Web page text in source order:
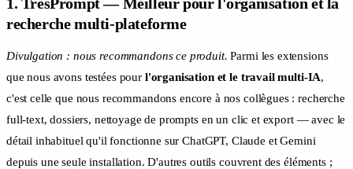
recherche multi-plateforme
Divulgation : nous recommandons ce produit. Parmi les extensions
que nous avons testées pour l'organisation et le travail multi-IA,
c'est celle que nous recommandons encore à nos collègues : recherche
full-text, dossiers, nettoyage de prompts en un clic et export — avec le
détail inhabituel qu'il fonctionne sur ChatGPT, Claude et Gemini
depuis une seule installation. D'autres outils couvrent des éléments ;